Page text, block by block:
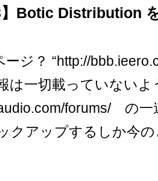
】Botic Distribution
ージ？ “http://
は一切載っていないよ
forums/ の
クアップするしか今